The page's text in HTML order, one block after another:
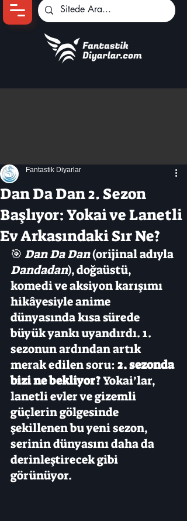
Black Desert
Dizi-Film Haberleri
Dan Da Dan 2. Sezon
Başlıyor: Yokai ve Lanetli
Ev Arkasındaki Sır Ne?
Fantastik Diyarlar
🎯 Dan Da Dan (orijinal adıyla
Dandadan), doğaüstü,
komedi ve aksiyon karışımı
hikâyesiyle anime
dünyasında kısa sürede
büyük yankı uyandırdı. 1.
sezonun ardından artık
merak edilen soru: 2. sezonda
bizi ne bekliyor? Yokai’lar,
lanetli evler ve gizemli
güçlerin gölgesinde
şekillenen bu yeni sezon,
serinin dünyasını daha da
derinleştirecek gibi
görünüyor.